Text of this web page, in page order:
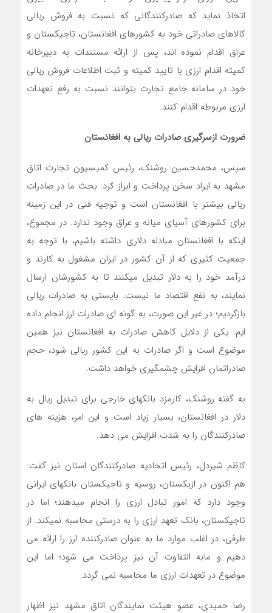
اتخاذ نماید که صادرکنندگانی که نسبت به فروش ریالی
کالاهای صادراتی خود به کشورهای افغانستان، تاجیکستان و
عراق اقدام نموده اند، پس از ارائه مستندات به دبیرخانه
کمیته اقدام ارزی با تایید کمیته و ثبت اطلاعات فروش ریالی
خود در سامانه جامع تجارت بتوانند نسبت به رفع تعهدات
ارزی مربوطه اقدام کنند.
ضرورت ازسرگیری صادرات ریالی به افغانستان
سپس، محمدحسین روشنک، رئیس کمیسیون تجارت اتاق
مشهد به ایراد سخن پرداخت و ابراز کرد: بحث ما در صادرات
ریالی بیشتر با افغانستان است و توجیه فنی در این زمینه
برای کشورهای آسیای میانه و عراق وجود ندارد. در مجموع،
اینکه با افغانستان مبادله دلاری داشته باشیم، با توجه به
جمعیت کثیری که از آن کشور در ایران مشغول به کارند و
درآمد خود را به دلار تبدیل میکنند تا به کشورشان ارسال
نمایند، به نفع اقتصاد ما نیست. بایستی به صادرات ریالی
بازگردیم؛ در غیر این صورت، به گونه ای صادرات ارز انجام داده
ایم. یکی از دلایل کاهش صادرات به افغانستان نیز همین
موضوع است و اگر صادرات به این کشور ریالی شود، حجم
صادراتمان افزایش چشمگیری خواهد داشت.
به گفته روشنک، کارمزد بانکهای خارجی برای تبدیل ریال به
دلار در افغانستان، بسیار زیاد است و این امر، هزینه های
صادرکنندگان را به شدت افزایش می دهد.
کاظم شیردل، رئیس اتحادیه صادرکنندگان استان نیز گفت:
هم اکنون در ازبکستان، روسیه و تاجیکستان بانکهای ایرانی
وجود دارد که امور تبادل ارزی را انجام میدهند؛ اما در
تاجیکستان، بانک تعهد ارزی را به درستی محاسبه نمیکند. از
طرفی، در اغلب موارد ما به عنوان صادرکننده ارز را ارائه می
دهیم و مابه التفاوت آن نیز پرداخت می شود؛ اما این
موضوع در تعهدات ارزی ما محاسبه نمی گردد.
رضا حمیدی، عضو هیئت نمایندگان اتاق مشهد نیز اظهار